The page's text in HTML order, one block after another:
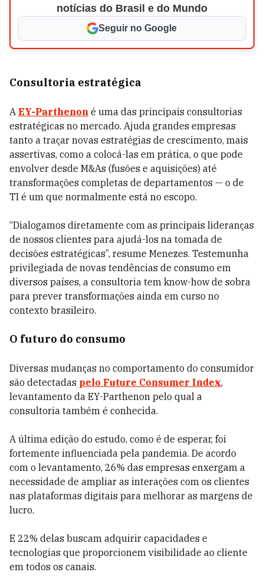
notícias do Brasil e do Mundo
Seguir no Google
Consultoria estratégica
A EY-Parthenon é uma das principais consultorias
estratégicas no mercado. Ajuda grandes empresas
tanto a traçar novas estratégias de crescimento, mais
assertivas, como a colocá-las em prática, o que pode
envolver desde M&As (fusões e aquisições) até
transformações completas de departamentos — o de
TI é um que normalmente está no escopo.
“Dialogamos diretamente com as principais lideranças
de nossos clientes para ajudá-los na tomada de
decisões estratégicas”, resume Menezes. Testemunha
privilegiada de novas tendências de consumo em
diversos países, a consultoria tem know-how de sobra
para prever transformações ainda em curso no
contexto brasileiro.
O futuro do consumo
Diversas mudanças no comportamento do consumidor
são detectadas pelo Future Consumer Index,
levantamento da EY-Parthenon pelo qual a
consultoria também é conhecida.
A última edição do estudo, como é de esperar, foi
fortemente influenciada pela pandemia. De acordo
com o levantamento, 26% das empresas enxergam a
necessidade de ampliar as interações com os clientes
nas plataformas digitais para melhorar as margens de
lucro.
E 22% delas buscam adquirir capacidades e
tecnologias que proporcionem visibilidade ao cliente
em todos os canais.